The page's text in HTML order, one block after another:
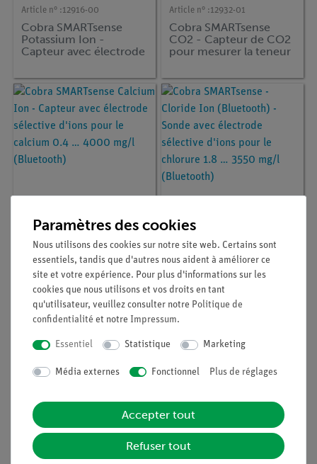
Article n° :12916-00
Cobra SMARTsense
Potassium Ion -
Capteur avec électrode
potassium 0.4 … 3900
mg/l (Bluetooth)
Article n° :12932-01
Cobra SMARTsense
CO2 - Capteur de CO2
pour mesurer la teneur
dans l'air 0 ... 100000
ppm (Bluetooth + USB)
Cobra SMARTsense
Calcium Ion - Capteur
avec électrode
sélective d'ions pour le
calcium 0.4 … 4000
mg/l (Bluetooth)
Cobra SMARTsense -
Cloride Ion (Bluetooth)
- Sonde avec électrode
sélective d'ions pour le
chlorure 1.8 … 3550
mg/l (Bluetooth)
Article n° :12948-01
Paramètres des cookies
Nous utilisons des cookies sur notre site web. Certains sont
essentiels, tandis que d'autres nous aident à améliorer ce
site et votre expérience. Pour plus d'informations sur les
cookies que nous utilisons et vos droits en tant
qu'utilisateur, veuillez consulter notre Politique de
confidentialité et notre Impressum.
Essentiel Statistique Marketing
Média externes Fonctionnel Plus de réglages
Accepter tout
Refuser tout